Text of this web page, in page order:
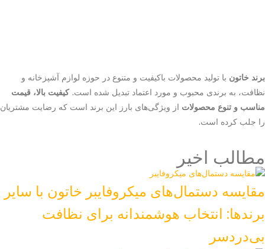
برند خاتون با تولید محصولات باکیفیت و متنوع در حوزه لوازم آشپزخانه و
نظافت، به برندی محبوب و مورد اعتماد تبدیل شده است.کیفیت بالا، قیمت
مناسب و تنوع محصولات از ویژگی‌های بارز این برند است که رضایت مشتریان
را جلب کرده است.
مطالب اخیر
مقایسه دستمال‌های میکروفایبر خاتون با سایر
برندها: انتخاب هوشمندانه برای نظافت
بی‌دردسر